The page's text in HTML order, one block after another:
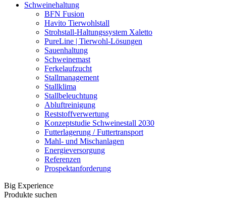
Schweinehaltung
BFN Fusion
Havito Tierwohlstall
Strohstall-Haltungssystem Xaletto
PureLine | Tierwohl-Lösungen
Sauenhaltung
Schweinemast
Ferkelaufzucht
Stallmanagement
Stallklima
Stallbeleuchtung
Abluftreinigung
Reststoffverwertung
Konzeptstudie Schweinestall 2030
Futterlagerung / Futtertransport
Mahl- und Mischanlagen
Energieversorgung
Referenzen
Prospektanforderung
Big Experience
Produkte suchen